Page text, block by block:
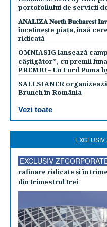
portofoliului de servicii
𝐀𝐍𝐀𝐋𝐈𝐙𝐀 𝐍𝐨𝐫𝐭𝐡 𝐁𝐮𝐜𝐡𝐚𝐫𝐞𝐬𝐭
încetinește piața, însă
ridicată
OMNIASIG lansează
câștigător”, cu premii
PREMIU – Un Ford Puma
SALESIANER
Brunch în România
Vezi toate
EXCLUSIV
EXCLUSIV
rafinare ridicate şi în
din trimestrul trei